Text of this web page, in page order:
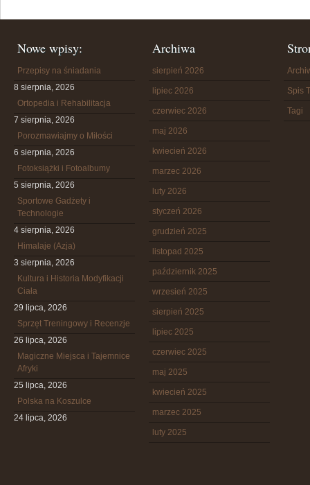
Nowe wpisy:
Przepisy na śniadania
8 sierpnia, 2026
Ortopedia i Rehabilitacja
7 sierpnia, 2026
Porozmawiajmy o Miłości
6 sierpnia, 2026
Fotoksiążki i Fotoalbumy
5 sierpnia, 2026
Sportowe Gadżety i
Technologie
4 sierpnia, 2026
Himalaje (Azja)
3 sierpnia, 2026
Kultura i Historia Modyfikacji
Ciała
29 lipca, 2026
Sprzęt Treningowy i Recenzje
26 lipca, 2026
Magiczne Miejsca i Tajemnice
Afryki
25 lipca, 2026
Polska na Koszulce
24 lipca, 2026
Archiwa
sierpień 2026
lipiec 2026
czerwiec 2026
maj 2026
kwiecień 2026
marzec 2026
luty 2026
styczeń 2026
grudzień 2025
listopad 2025
październik 2025
wrzesień 2025
sierpień 2025
lipiec 2025
czerwiec 2025
maj 2025
kwiecień 2025
marzec 2025
luty 2025
Spis
Tagi